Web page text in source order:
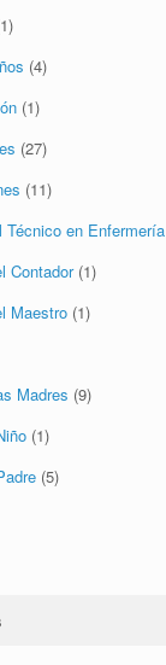
(4)
(1)
(27)
(11)
en Enfermería
Contador (1)
Maestro (1)
Madres (9)
(1)
(5)